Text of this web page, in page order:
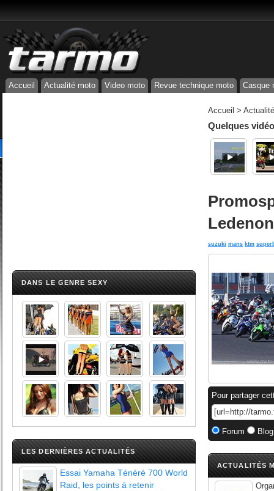
Accueil Actualité moto Video moto Revue technique moto Casque
DANS LE GENRE SEXY
LES DERNIÈRES ACTUALITÉS
Essai Yamaha Ténéré 700 World
Raid, les points à retenir
Accueil >
Quelques
Ledenon
suzuki mans ktm
Pour partager
Forum
ACTUALITÉS